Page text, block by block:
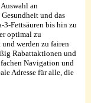
an
und das
3-Fettsäuren bis hin zu
optimal zu
werden zu fairen
Rabattaktionen und
Navigation und
Adresse für alle, die